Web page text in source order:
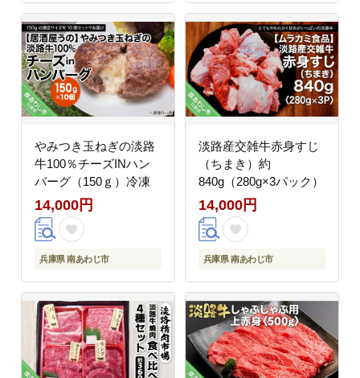
やみつき玉ねぎの淡路
牛100％チーズINハン
バーグ（150ｇ）冷凍
14,000円
兵庫県 南あわじ市
淡路産交雑牛赤身すじ
（ちまき）約
840g（280g×3パック）
14,000円
兵庫県 南あわじ市